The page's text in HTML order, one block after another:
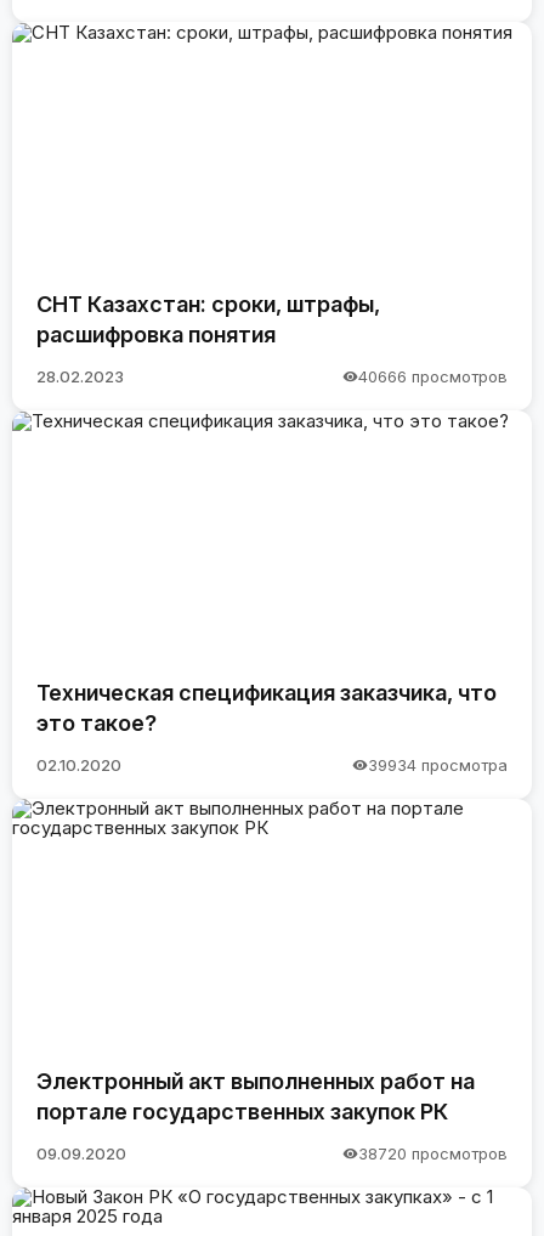
СНТ Казахстан: сроки, штрафы,
расшифровка понятия
28.02.2023 40666 просмотров
Техническая спецификация заказчика, что
это такое?
02.10.2020 39934 просмотра
Электронный акт выполненных работ на
портале государственных закупок РК
09.09.2020 38720 просмотров